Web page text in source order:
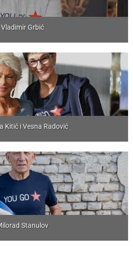
Vladimir Grbić
Kitić i Vesna Radović
Stanulov